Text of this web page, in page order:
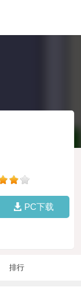
PC下载
排行